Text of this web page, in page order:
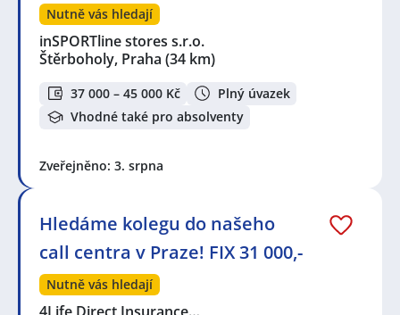
Nutně vás hledají
inSPORTline stores s.r.o.
Štěrboholy, Praha (34 km)
37 000 – 45 000 Kč
Plný úvazek
Vhodné také pro absolventy
Zveřejněno: 3. srpna
Hledáme kolegu do našeho
call centra v Praze! FIX 31 000,-
Nutně vás hledají